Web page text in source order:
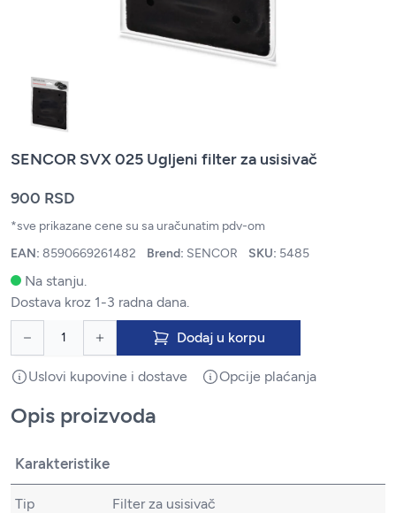
SENCOR SVX 025 Ugljeni filter za usisivač
900 RSD
*sve prikazane cene su sa uračunatim pdv-om
EAN: 8590669261482 Brend: SENCOR SKU: 5485
Na stanju.
Dostava kroz 1-3 radna dana.
Dodaj u korpu
Uslovi kupovine i dostave Opcije plaćanja
Opis proizvoda
Karakteristike
Tip Filter za usisivač